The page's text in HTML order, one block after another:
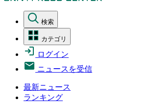
検索
カテゴリ
ログイン
ニュースを受信
最新ニュース
ランキング